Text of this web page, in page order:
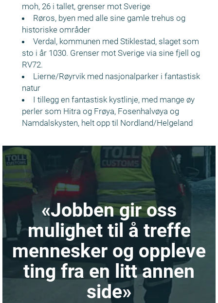
moh, 26 i tallet, grenser mot Sverige
Røros, byen med alle sine gamle trehus og
historiske områder
Verdal, kommunen med Stiklestad, slaget som
sto i år 1030. Grenser mot Sverige via sine fjell og
RV72.
Lierne/Røyrvik med nasjonalparker i fantastisk
natur
I tillegg en fantastisk kystlinje, med mange øy
perler som Hitra og Frøya, Fosenhalvøya og
Namdalskysten, helt opp til Nordland/Helgeland
«Jobben gir oss
mulighet til å treffe
mennesker og oppleve
ting fra en litt annen
side»